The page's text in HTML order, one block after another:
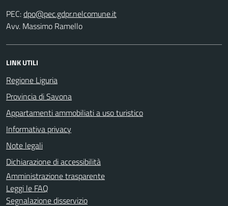
PEC:
Avv. Massimo Ramello
LINK UTILI
Regione Liguria
Provincia di Savona
Appartamenti ammobiliati a uso turistico
Informativa privacy
Note legali
Dichiarazione di accessibilità
Amministrazione trasparente
Leggi le FAQ
Segnalazione disservizio